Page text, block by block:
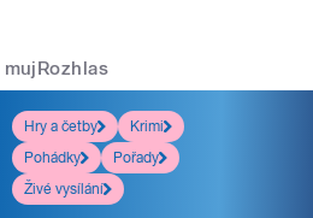
mujRozhlas
Hry a četby
Krimi
Pohádky
Pořady
Živé vysílání